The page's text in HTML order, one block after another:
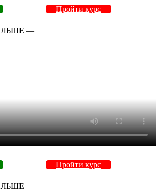
Пройти курс
—
Пройти курс
—